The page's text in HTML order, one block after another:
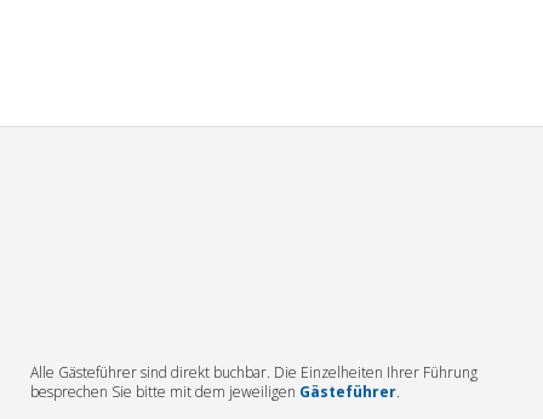
Alle Gästeführer sind direkt buchbar. Die Einzelheiten Ihrer Führung
besprechen Sie bitte mit dem jeweiligen Gästeführer.